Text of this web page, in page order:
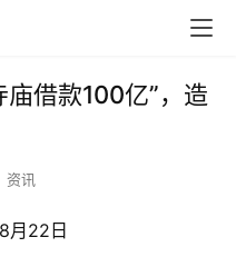
庙借款100亿”，造
资讯
月22日